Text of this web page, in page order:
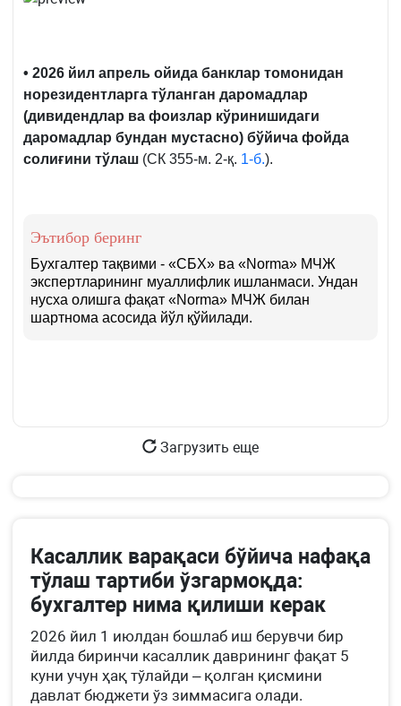
• 2026 йил апрель ойида банклар томонидан
норезидентларга тўланган даромадлар
(дивидендлар ва фоизлар кўринишидаги
даромадлар бундан мустасно) бўйича фойда
солиғини тўлаш (СК 355-м. 2-қ. 1-б.).
Эътибор беринг
Бухгалтер тақвими - «СБХ» ва «Norma» МЧЖ
экспертларининг муаллифлик ишланмаси. Ундан
нусха олишга фақат «Norma» МЧЖ билан
шартнома асосида йўл қўйилади.
Загрузить еще
Касаллик варақаси бўйича нафақа
тўлаш тартиби ўзгармоқда:
бухгалтер нима қилиши керак
2026 йил 1 июлдан бошлаб иш берувчи бир
йилда биринчи касаллик даврининг фақат 5
куни учун ҳақ тўлайди – қолган қисмини
давлат бюджети ўз зиммасига олади.